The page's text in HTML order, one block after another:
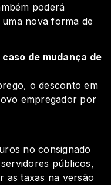
poderá
nova forma de
de mudança de
o desconto em
empregador por
no consignado
públicos,
as taxas na versão